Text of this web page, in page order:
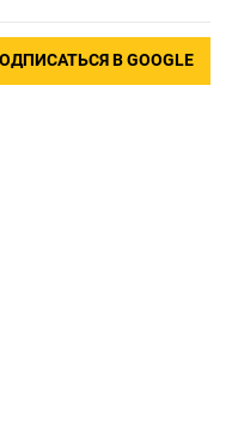
В GOOGLE